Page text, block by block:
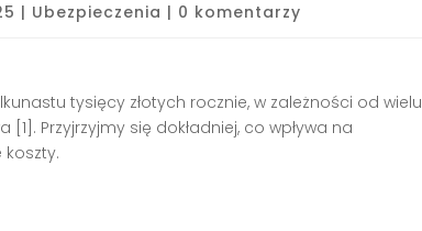
| Ubezpieczenia | 0 komentarzy
tysięcy złotych rocznie, w zależności od wielu
Przyjrzyjmy się dokładniej, co wpływa na